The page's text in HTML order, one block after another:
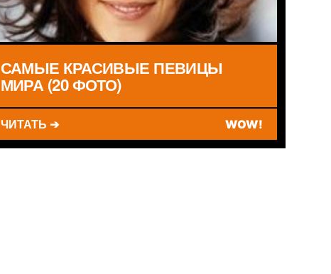
САМЫЕ КРАСИВЫЕ ПЕВИЦЫ
МИРА (20 ФОТО)
ЧИТАТЬ ➔ WOW!